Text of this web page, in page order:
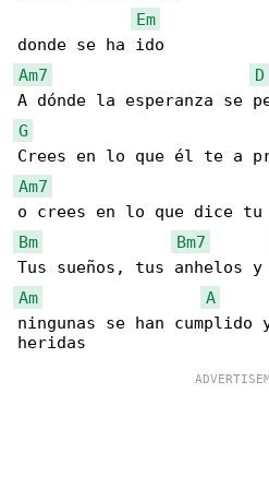
Em
Am7
D
G
Am7
Bm
Bm7
Am
A
ningunas se han